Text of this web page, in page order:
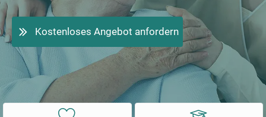
Kostenloses Angebot anfordern